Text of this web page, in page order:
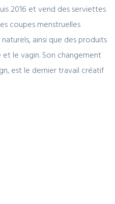
2016 et vend des serviettes
coupes menstruelles
ainsi que des produits
et le vagin. Son changement
est le dernier travail créatif